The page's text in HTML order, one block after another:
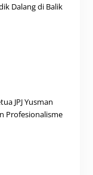
Dalang di Balik
JPJ Yusman
Profesionalisme